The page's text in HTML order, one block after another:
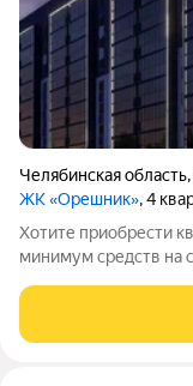
Челябинская область,
ЖК «Орешник», 4
Хотите приобрести
минимум средств на
отсюда удобно
что нужно для